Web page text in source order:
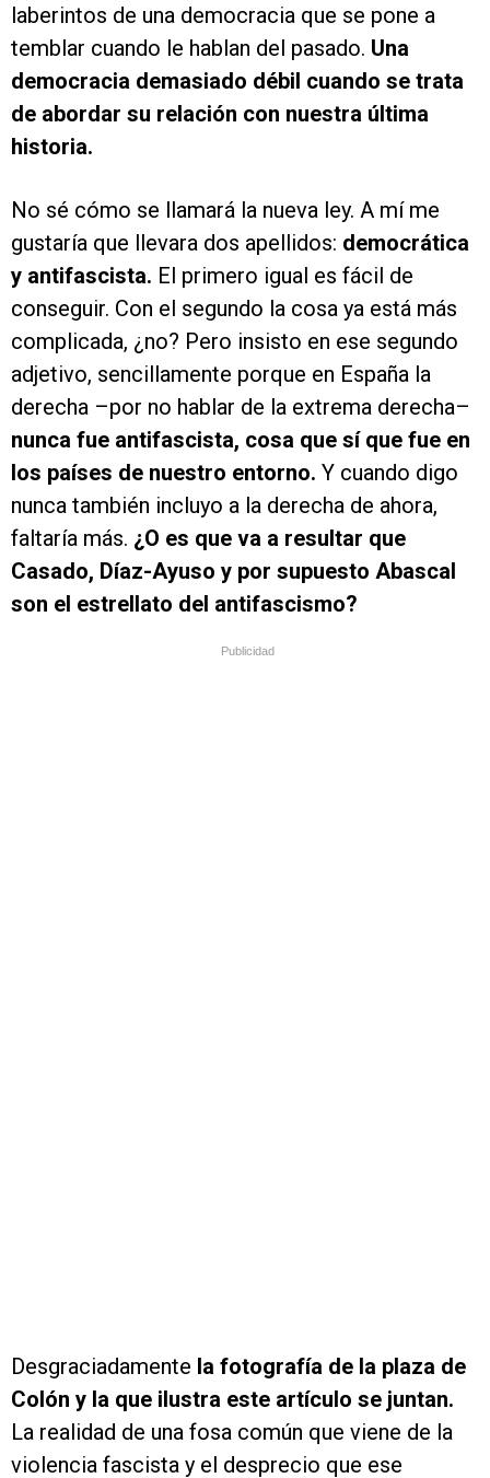
laberintos de una democracia que se pone a
temblar cuando le hablan del pasado. Una
democracia demasiado débil cuando se trata
de abordar su relación con nuestra última
historia.
No sé cómo se llamará la nueva ley. A mí me
gustaría que llevara dos apellidos: democrática
y antifascista. El primero igual es fácil de
conseguir. Con el segundo la cosa ya está más
complicada, ¿no? Pero insisto en ese segundo
adjetivo, sencillamente porque en España la
derecha –por no hablar de la extrema derecha–
nunca fue antifascista, cosa que sí que fue en
los países de nuestro entorno. Y cuando digo
nunca también incluyo a la derecha de ahora,
faltaría más. ¿O es que va a resultar que
Casado, Díaz-Ayuso y por supuesto Abascal
son el estrellato del antifascismo?
Publicidad
Desgraciadamente la fotografía de la plaza de
Colón y la que ilustra este artículo se juntan.
La realidad de una fosa común que viene de la
violencia fascista y el desprecio que ese